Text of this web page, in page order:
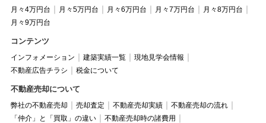
月々4万円台 月々5万円台 月々6万円台 月々7万円台
月々8万円台
月々9万円台
コンテンツ
インフォメーション 建築実績一覧
現地見学会情報
不動産広告チラシ
税金について
不動産売却について
弊社の不動産売却 売却査定 不動産売却実績
不動産売却の流れ
「仲介」と「買取」の違い
不動産売却時の諸費用